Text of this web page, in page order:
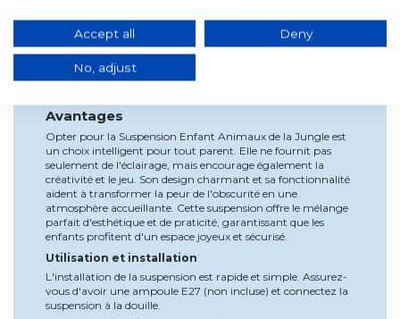
◦ Abat-jour : 24 x 24 cm
◦ Hauteur de l'Abat-jour : 21,5 cm
• Douille : E27, compatible avec des ampoules jusqu'à 15W
Avantages
Opter pour la Suspension Enfant Animaux de la Jungle est
un choix intelligent pour tout parent. Elle ne fournit pas
seulement de l'éclairage, mais encourage également la
créativité et le jeu. Son design charmant et sa fonctionnalité
aident à transformer la peur de l'obscurité en une
atmosphère accueillante. Cette suspension offre le mélange
parfait d'esthétique et de praticité, garantissant que les
enfants profitent d'un espace joyeux et sécurisé.
Utilisation et installation
L'installation de la suspension est rapide et simple. Assurez-
vous d'avoir une ampoule E27 (non incluse) et connectez la
suspension à la douille.
Accept all Deny
No, adjust